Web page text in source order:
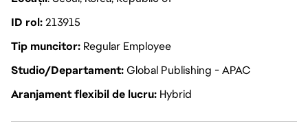
ID rol213915
Tip muncitor Regular Employee
Studio/DepartamentGlobal Publishing - APAC
Aranjament flexibil de lucru Hybrid